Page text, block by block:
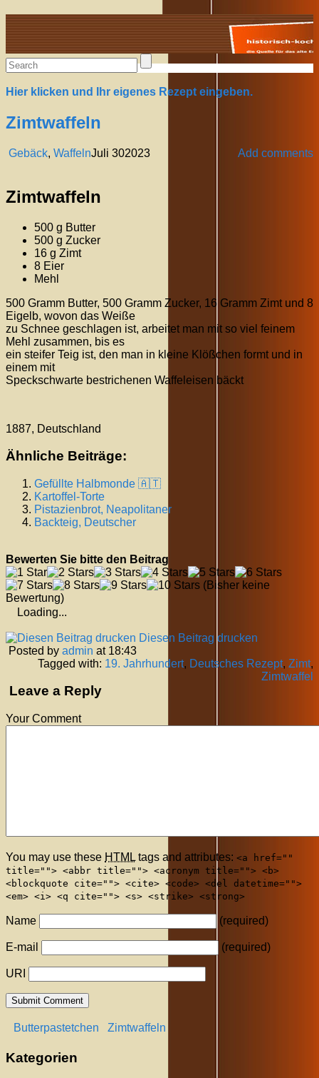
Alte Rezepte online
Hier klicken und Ihr eigenes Rezept eingeben.
Zimtwaffeln
Gebäck, Waffeln Add comments
Juli 302023
Zimtwaffeln
500 g Butter
500 g Zucker
16 g Zimt
8 Eier
Mehl
500 Gramm Butter, 500 Gramm Zucker, 16 Gramm Zimt und 8
Eigelb, wovon das Weiße
zu Schnee geschlagen ist, arbeitet man mit so viel feinem
Mehl zusammen, bis es
ein steifer Teig ist, den man in kleine Klößchen formt und in
einem mit
Speckschwarte bestrichenen Waffeleisen bäckt
1887, Deutschland
Ähnliche Beiträge:
Gefüllte Halbmonde 🇦🇹
Kartoffel-Torte
Pistazienbrot, Neapolitaner
Backteig, Deutscher
Bewerten Sie bitte den Beitrag
(Bisher keine
Bewertung)
Loading...
Diesen Beitrag drucken
Posted by admin at 18:43
Tagged with: 19. Jahrhundert, Deutsches Rezept, Zimt,
Zimtwaffel
Leave a Reply
Your Comment
You may use these HTML tags and attributes: <a href=""
title=""> <abbr title=""> <acronym title=""> <b>
<blockquote cite=""> <cite> <code> <del datetime="">
<em> <i> <q cite=""> <s> <strike> <strong>
Name (required)
E-mail (required)
URI
Butterpastetchen Zimtwaffeln
Kategorien